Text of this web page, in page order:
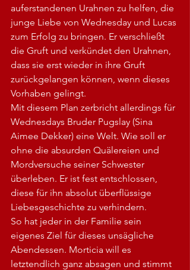
auferstandenen Urahnen zu helfen, die
junge Liebe von Wednesday und Lucas
zum Erfolg zu bringen. Er verschließt
die Gruft und verkündet den Urahnen,
dass sie erst wieder in ihre Gruft
zurückgelangen können, wenn dieses
Vorhaben gelingt.
Mit diesem Plan zerbricht allerdings für
Wednesdays Bruder Pugslay (Sina
Aimee Dekker) eine Welt. Wie soll er
ohne die absurden Quälereien und
Mordversuche seiner Schwester
überleben. Er ist fest entschlossen,
diese für ihn absolut überflüssige
Liebesgeschichte zu verhindern.
So hat jeder in der Familie sein
eigenes Ziel für dieses unsägliche
Abendessen. Morticia will es
letztendlich ganz absagen und stimmt